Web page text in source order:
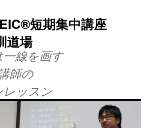
短期集中講座
道場
一線を画す
師の
レッスン